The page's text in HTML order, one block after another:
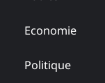
Economie
Politique